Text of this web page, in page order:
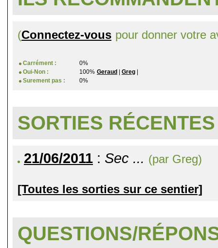
(Connectez-vous pour donner votre
Carrément :
0%
Oui-Non :
100% Geraud Greg
Surement pas :
0%
SORTIES RÉCENTES
21/06/2011 : Sec ... (par Greg)
[Toutes les sorties sur ce sentier]
QUESTIONS/